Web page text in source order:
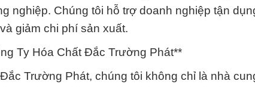
nghiệp. Chúng tôi hỗ trợ doanh nghiệp tận
giảm chi phí sản xuất.
Ty Hóa Chất Đắc Trường Phát**
Trường Phát, chúng tôi không chỉ là nhà